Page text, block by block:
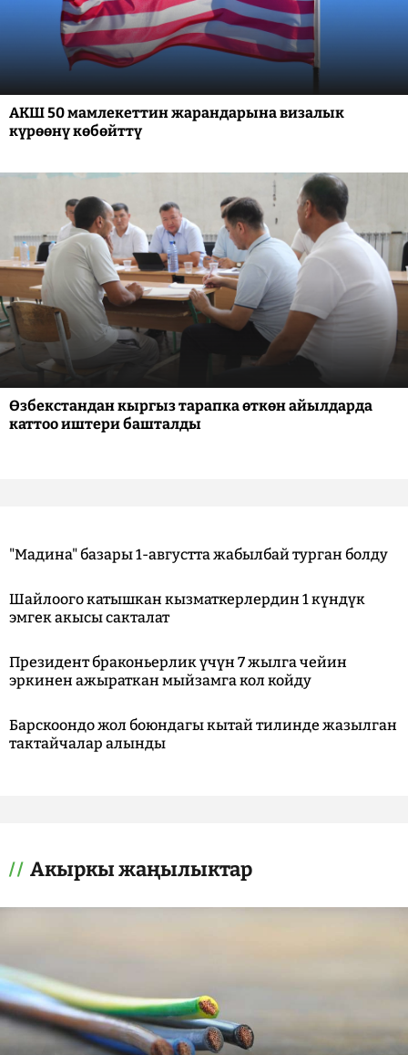
АКШ 50 мамлекеттин жарандарына визалык
күрөөнү көбөйттү
Өзбекстандан кыргыз тарапка өткөн айылдарда
каттоо иштери башталды
"Мадина" базары 1-августта жабылбай турган болду
Шайлоого катышкан кызматкерлердин 1 күндүк
эмгек акысы сакталат
Президент браконьерлик үчүн 7 жылга чейин
эркинен ажыраткан мыйзамга кол койду
Барскоондо жол боюндагы кытай тилинде жазылган
тактайчалар алынды
Акыркы жаңылыктар